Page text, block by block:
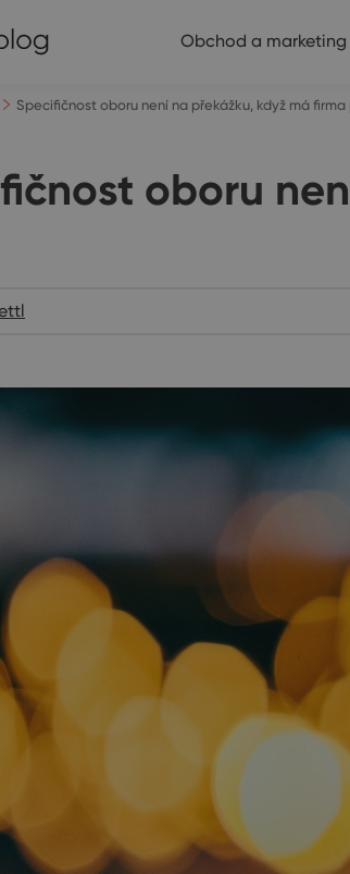
Obchod a marketing
Specifičnost oboru není na překážku, když má firma
oboru